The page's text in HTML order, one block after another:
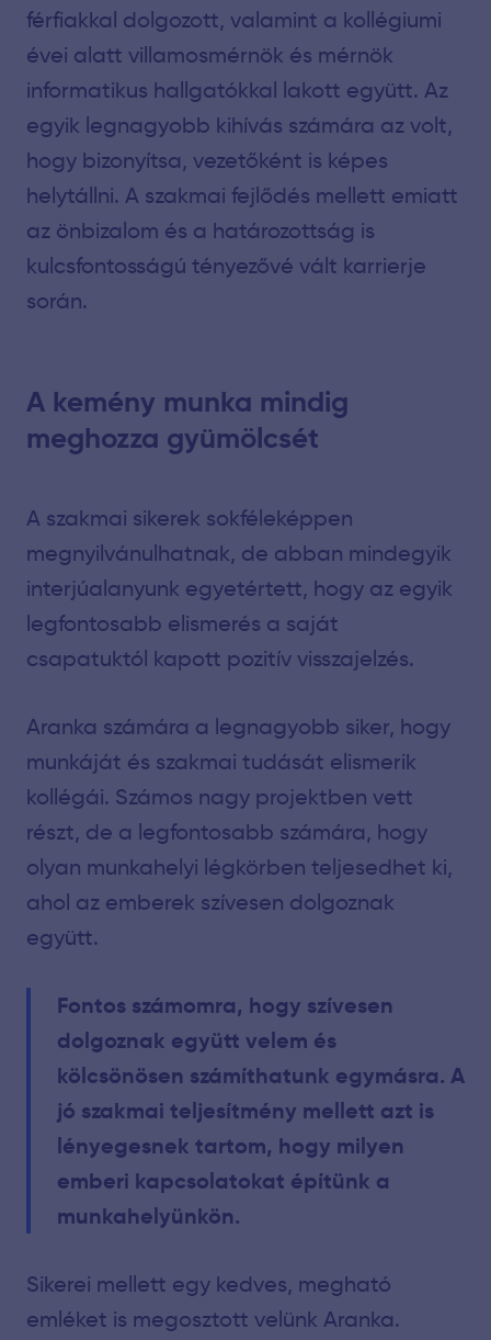
férfiakkal dolgozott, valamint a kollégiumi
évei alatt villamosmérnök és mérnök
informatikus hallgatókkal lakott együtt. Az
egyik legnagyobb kihívás számára az volt,
hogy bizonyítsa, vezetőként is képes
helytállni. A szakmai fejlődés mellett emiatt
az önbizalom és a határozottság is
kulcsfontosságú tényezővé vált karrierje
során.
A kemény munka mindig
meghozza gyümölcsét
A szakmai sikerek sokféleképpen
megnyilvánulhatnak, de abban mindegyik
interjúalanyunk egyetértett, hogy az egyik
legfontosabb elismerés a saját
csapatuktól kapott pozitív visszajelzés.
Aranka számára a legnagyobb siker, hogy
munkáját és szakmai tudását elismerik
kollégái. Számos nagy projektben vett
részt, de a legfontosabb számára, hogy
olyan munkahelyi légkörben teljesedhet ki,
ahol az emberek szívesen dolgoznak
együtt.
Fontos számomra, hogy szívesen
dolgoznak együtt velem és
kölcsönösen számíthatunk egymásra. A
jó szakmai teljesítmény mellett azt is
lényegesnek tartom, hogy milyen
emberi kapcsolatokat építünk a
munkahelyünkön.
Sikerei mellett egy kedves, megható
emléket is megosztott velünk Aranka.